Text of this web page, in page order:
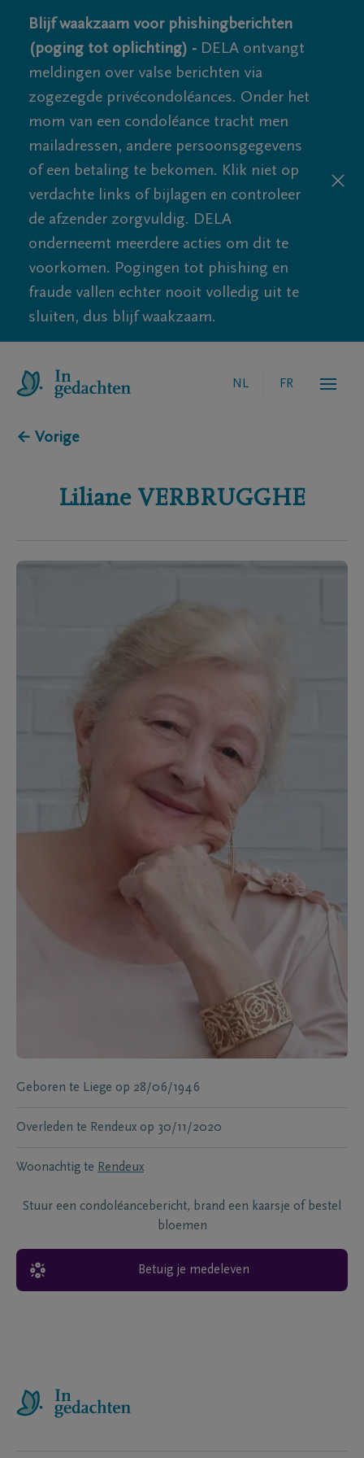
Blijf waakzaam voor phishingberichten
(poging tot oplichting) - DELA ontvangt
meldingen over valse berichten via
zogezegde privécondoléances. Onder het
mom van een condoléance tracht men
mailadressen, andere persoonsgegevens
of een betaling te bekomen. Klik niet op
verdachte links of bijlagen en controleer
de afzender zorgvuldig. DELA
onderneemt meerdere acties om dit te
voorkomen. Pogingen tot phishing en
fraude vallen echter nooit volledig uit te
sluiten, dus blijf waakzaam.
NL FR
← Vorige
Liliane VERBRUGGHE
Geboren te Liege op 28/06/1946
Overleden te Rendeux op 30/11/2020
Woonachtig te Rendeux
Stuur een condoléancebericht, brand een kaarsje of bestel
bloemen
Betuig je medeleven